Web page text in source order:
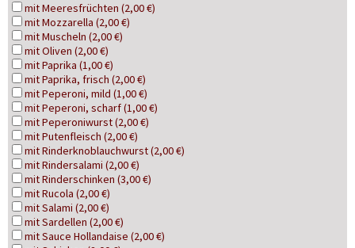
mit Meeresfrüchten (2,00 €)
mit Mozzarella (2,00 €)
mit Muscheln (2,00 €)
mit Oliven (2,00 €)
mit Paprika (1,00 €)
mit Paprika, frisch (2,00 €)
mit Peperoni, mild (1,00 €)
mit Peperoni, scharf (1,00 €)
mit Peperoniwurst (2,00 €)
mit Putenfleisch (2,00 €)
mit Rinderknoblauchwurst (2,00 €)
mit Rindersalami (2,00 €)
mit Rinderschinken (3,00 €)
mit Rucola (2,00 €)
mit Salami (2,00 €)
mit Sardellen (2,00 €)
mit Sauce Hollandaise (2,00 €)